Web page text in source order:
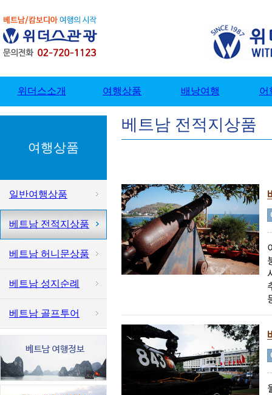
여행상품
일반여행상품
베트남 전적지상품
베트남 허니문상품
베트남 성지순례
베트남 골프투어
베트남 전적지상품